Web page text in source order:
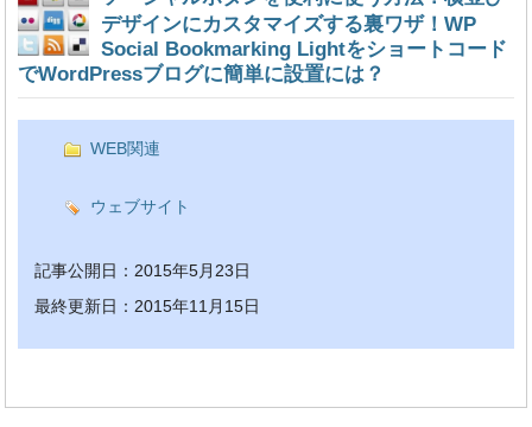
デザインにカスタマイズする裏ワザ！WP
Social Bookmarking Lightをショートコード
でWordPressブログに簡単に設置には？
WEB関連
ウェブサイト
記事公開日：2015年5月23日
最終更新日：2015年11月15日